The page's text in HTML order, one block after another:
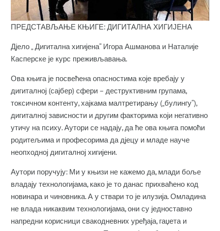
ПРЕДСТАВЉАЊЕ КЊИГЕ: ДИГИТАЛНА ХИГИЈЕНА
Дјело „ Дигитална хигијена“ Игора Ашманова и Наталије
Касперске је курс преживљавања.
Ова књига је посвећена опасностима које вребају у
дигиталној (сајбер) сфери – деструктивним групама,
токсичном контенту, хајкама малтретирању („булингу“),
дигиталној зависности и другим факторима који негативно
утичу на психу. Аутори се надају, да ће ова књига помоћи
родитељима и професорима да дјецу и младе науче
неопходној дигиталној хигијени.
Аутори поручују: Ми у књизи не кажемо да, млади боље
владају технологијама, како је то данас прихваћено код
новинара и чиновника. А у ствари то је илузија. Омладина
не влада никаквим технологијама, они су једноставно
напредни корисници свакодневних уређаја, гаџета и